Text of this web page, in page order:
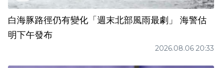
白海豚路徑仍有變化「週末北部風雨最劇」 海警估
明下午發布
2026.08.06 20:33